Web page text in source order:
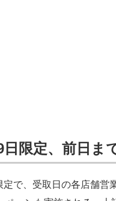
日限定、前日ま
で、受取日の各店舗営